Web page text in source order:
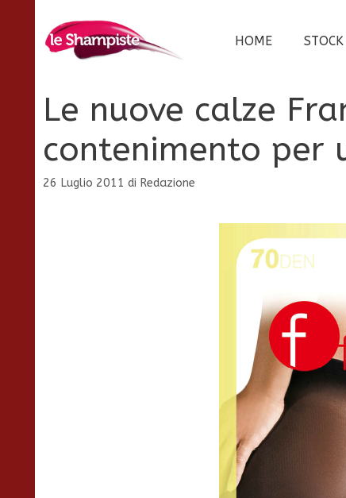
contenuto
HOME
Le nuove calze
contenimento per
26 Luglio 2011 di Redazione